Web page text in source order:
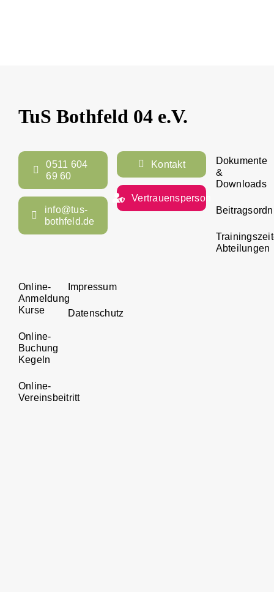
TuS Bothfeld 04 e.V.
0511 604
69 60
info@tus-
bothfeld.de
Kontakt
Vertrauensperson
Dokumente
&
Downloads
Abteilungen
Online-
Anmeldung
Kurse
Online-
Buchung
Kegeln
Online-
Vereinsbeitritt
Impressum
Datenschutz